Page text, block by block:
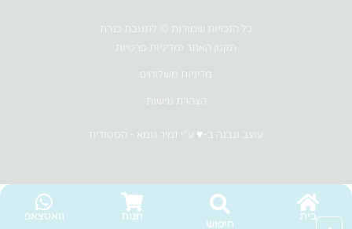
g
m
o
o
a
p
כל הזכויות שמורות © לתנובת כנרת
תקנון האתר ומדיניות פרטיות
מדיניות משלוחים
הצהרת נגישות
עוצב ונבנה ב-♥︎ ע"י זמיר גומא - הסטודיוז
בית
חיפוש
חנות וואטצאפ